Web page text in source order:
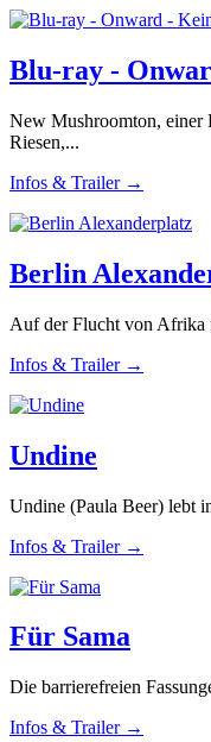
Blu-ray -
New Mushroomton, einer
Riesen,...
Infos & Trailer →
Berlin
Auf der Flucht von Afrika
Infos & Trailer →
Undine
Undine (Paula Beer) lebt
Infos & Trailer →
Für Sama
Die barrierefreien
Infos & Trailer →